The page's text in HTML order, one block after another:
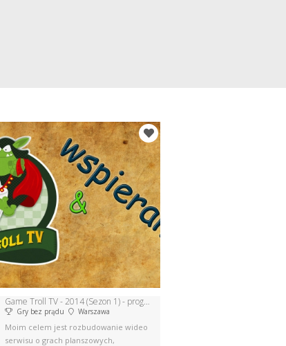
Game Troll TV - 2014 (Sezon 1) - program o planszowkach
Gry bez prądu Warszawa
Moim celem jest rozbudowanie wideo
serwisu o grach planszowych,